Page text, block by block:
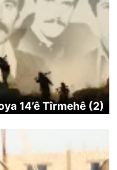
14’ê Tîrmehê (2)